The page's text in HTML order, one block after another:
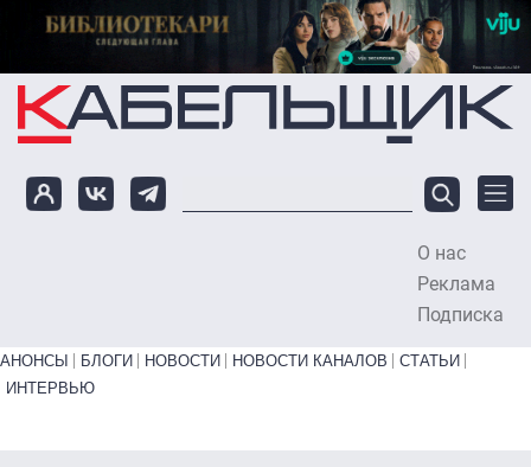
Перейти к основному содержанию
О нас
Реклама
Подписка
Primary links bottom
АНОНСЫ БЛОГИ НОВОСТИ НОВОСТИ КАНАЛОВ
СТАТЬИ
ИНТЕРВЬЮ